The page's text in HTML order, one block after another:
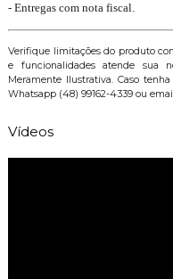
- Entregas com nota fiscal.
Verifique limitações do produto
e funcionalidades atende sua
Meramente Ilustrativa. Caso
Whatsapp (48) 99162-4339 ou
Vídeos